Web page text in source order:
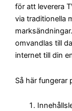
för att leverera
via traditionella
omvandlas till
internet till din
Så här fungerar